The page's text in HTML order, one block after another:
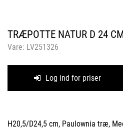
TRÆPOTTE NATUR D 24
Vare: LV251326
Log ind for priser
H20,5/D24,5 cm, Paulownia træ,